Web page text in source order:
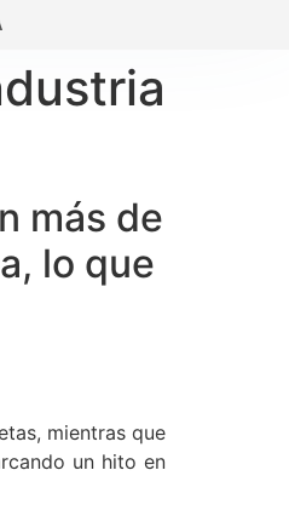
más de
lo que
mientras que
un hito en